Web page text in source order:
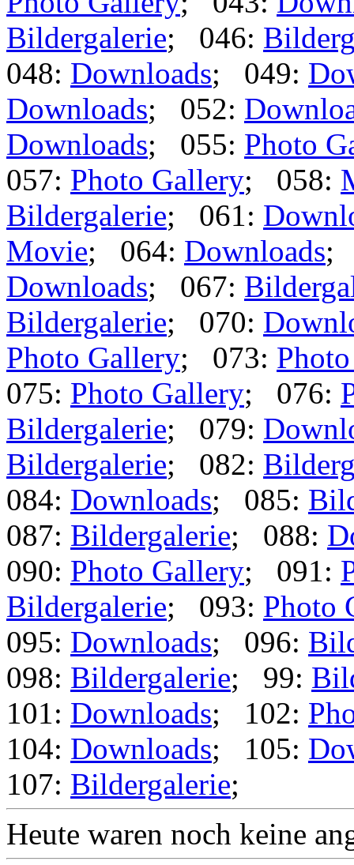
Bildergalerie; 046:
048: Downloads; 049:
Downloads; 052:
Downloads; 055: Photo
057: Photo Gallery; 058:
Bildergalerie; 061:
Movie; 064: Downloads;
Downloads; 067:
Bildergalerie; 070:
Photo Gallery; 073:
075: Photo Gallery; 076:
Bildergalerie; 079:
Bildergalerie; 082:
084: Downloads; 085:
087: Bildergalerie; 088:
090: Photo Gallery; 091:
Bildergalerie; 093: Photo
095: Downloads; 096:
098: Bildergalerie; 99:
101: Downloads; 102:
104: Downloads; 105:
107: Bildergalerie;
Heute waren noch keine